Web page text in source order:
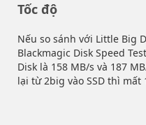
Tốc độ
Nếu so sánh với Little Big
Blackmagic Disk Speed
Disk là 158 MB/s và 187
lại từ 2big vào SSD thì